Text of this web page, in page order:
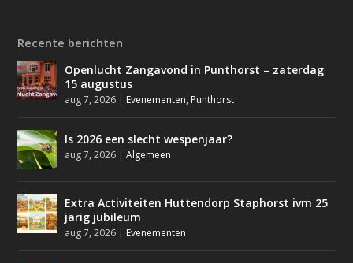
Recente berichten
Openlucht Zangavond in Punthorst – zaterdag
15 augustus
aug 7, 2026 | Evenementen, Punthorst
Is 2026 een slecht wespenjaar?
aug 7, 2026 |Algemeen
Extra Activiteiten Huttendorp Staphorst ivm 25
jarig jubileum
aug 7, 2026 | Evenementen